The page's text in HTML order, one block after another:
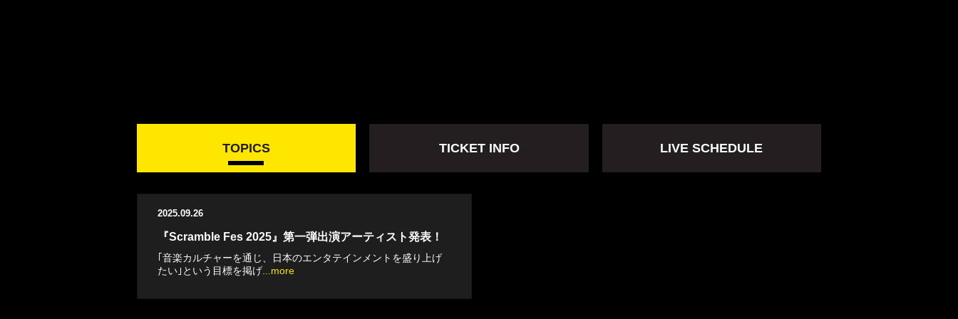
TOPICS TICKET INFO LIVE SCHEDULE
2025.09.26
『Scramble Fes 2025』第一弾出演アーティスト発表！
｢音楽カルチャーを通じ、日本のエンタテインメントを盛り上げ
たい｣という目標を掲げ ...more